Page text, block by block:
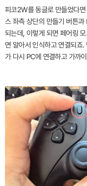
피코2W를 동글로 만들었다
스 좌측 상단의 만들기 버튼과
되는데, 이렇게 되면 페어링
면 알아서 인식하고 연결되죠
가 다시 PC에 연결하고 가까